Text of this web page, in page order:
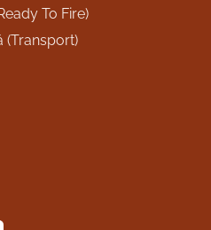
To Fire)
(Transport)